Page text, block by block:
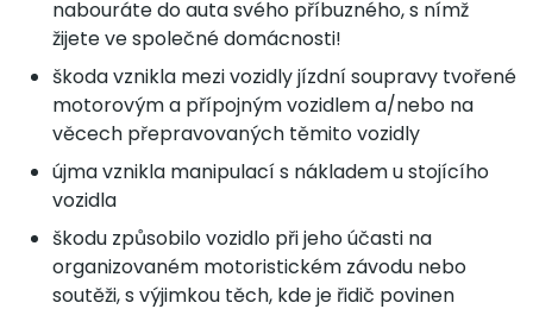
nabouráte do auta svého příbuzného, s nímž
žijete ve společné domácnosti!
škoda vznikla mezi vozidly jízdní soupravy tvořené
motorovým a přípojným vozidlem a/nebo na
věcech přepravovaných těmito vozidly
újma vznikla manipulací s nákladem u stojícího
vozidla
škodu způsobilo vozidlo při jeho účasti na
organizovaném motoristickém závodu nebo
soutěži, s výjimkou těch, kde je řidič povinen